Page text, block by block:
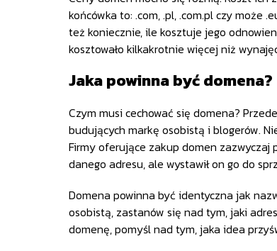
końcówka to: .com, .pl, .com.pl czy może
też koniecznie, ile kosztuje jego
kosztowało kilkakrotnie więcej niż
Jaka powinna być domena?
Czym musi cechować się domena?
budujących markę osobistą i blogerów.
Firmy oferujące zakup domen zazwyczaj
danego adresu, ale wystawił on go do
Domena powinna być identyczna jak
osobistą, zastanów się nad tym, jaki
domenę, pomyśl nad tym, jaka idea